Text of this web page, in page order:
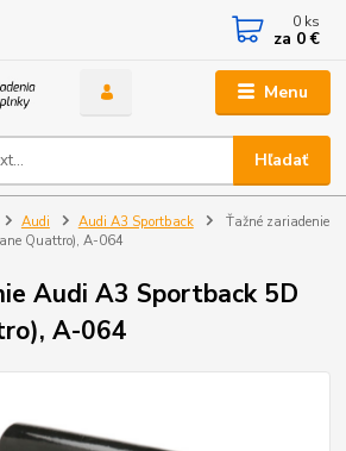
Menu
Hľadať
0 ks
za 0 €
Audi Audi A3 Sportback
Ťažné zariadenie
Quattro), A-064
Audi A3 Sportback 5D
A-064